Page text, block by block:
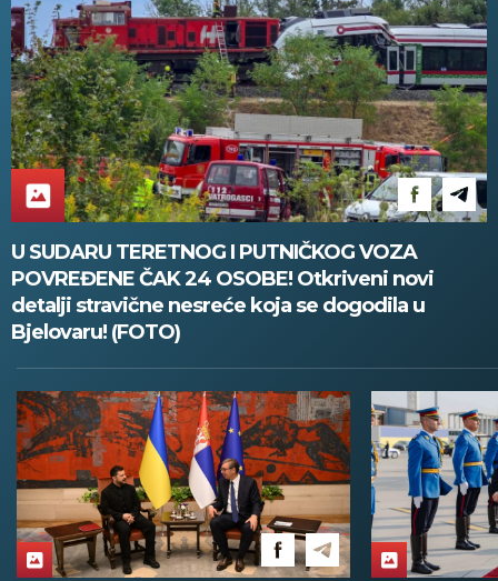
U SUDARU TERETNOG I PUTNIČKOG VOZA
POVREĐENE ČAK 24 OSOBE! Otkriveni novi
detalji stravične nesreće koja se dogodila u
Bjelovaru! (FOTO)